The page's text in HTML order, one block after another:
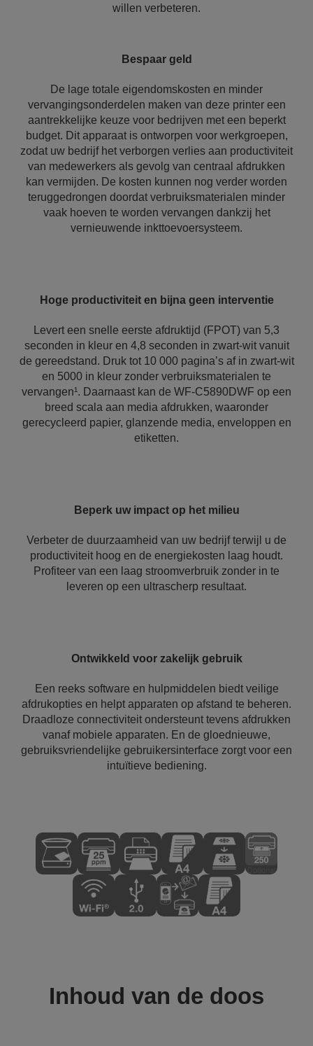
willen verbeteren.
Bespaar geld
De lage totale eigendomskosten en minder
vervangingsonderdelen maken van deze printer een
aantrekkelijke keuze voor bedrijven met een beperkt
budget. Dit apparaat is ontworpen voor werkgroepen,
zodat uw bedrijf het verborgen verlies aan productiviteit
van medewerkers als gevolg van centraal afdrukken
kan vermijden. De kosten kunnen nog verder worden
teruggedrongen doordat verbruiksmaterialen minder
vaak hoeven te worden vervangen dankzij het
vernieuwende inkttoevoersysteem.
Hoge productiviteit en bijna geen interventie
Levert een snelle eerste afdruktijd (FPOT) van 5,3
seconden in kleur en 4,8 seconden in zwart-wit vanuit
de gereedstand. Druk tot 10 000 pagina’s af in zwart-wit
en 5000 in kleur zonder verbruiksmaterialen te
vervangen¹. Daarnaast kan de WF-C5890DWF op een
breed scala aan media afdrukken, waaronder
gerecycleerd papier, glanzende media, enveloppen en
etiketten.
Beperk uw impact op het milieu
Verbeter de duurzaamheid van uw bedrijf terwijl u de
productiviteit hoog en de energiekosten laag houdt.
Profiteer van een laag stroomverbruik zonder in te
leveren op een ultrascherp resultaat.
Ontwikkeld voor zakelijk gebruik
Een reeks software en hulpmiddelen biedt veilige
afdrukopties en helpt apparaten op afstand te beheren.
Draadloze connectiviteit ondersteunt tevens afdrukken
vanaf mobiele apparaten. En de gloednieuwe,
gebruiksvriendelijke gebruikersinterface zorgt voor een
intuïtieve bediening.
Inhoud van de doos